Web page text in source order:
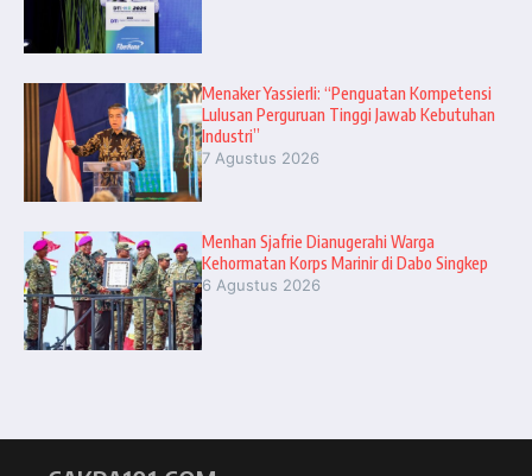
Menaker Yassierli: “Penguatan Kompetensi
Lulusan Perguruan Tinggi Jawab Kebutuhan
Industri”
7 Agustus 2026
Menhan Sjafrie Dianugerahi Warga
Kehormatan Korps Marinir di Dabo Singkep
6 Agustus 2026